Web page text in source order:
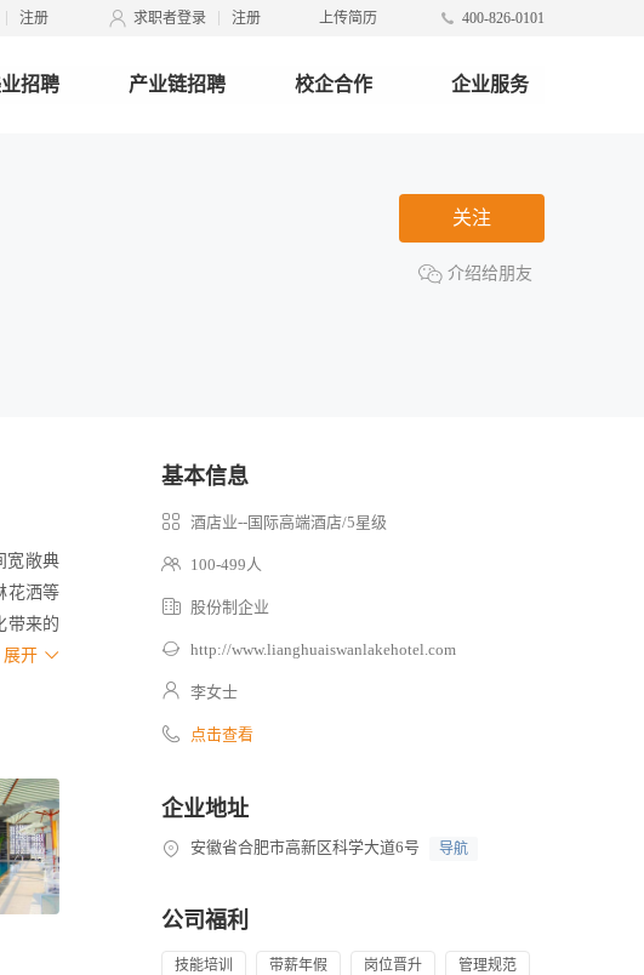
注册 求职者登录 注册 上传简历 400-826-0101
招聘 产业链招聘 校企合作 企业服务
关注
介绍给朋友
宽敞典
花洒等
带来的
位。
展开
基本信息
酒店业--国际高端酒店/5星级
100-499人
股份制企业
http://www.lianghuaiswanlakehotel.com
李女士
点击查看
企业地址
安徽省合肥市高新区科学大道6号 导航
公司福利
技能培训 带薪年假 岗位晋升 管理规范